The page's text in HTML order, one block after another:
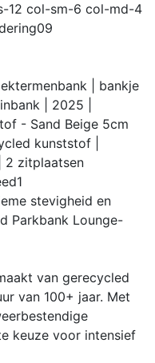
12 col-sm-6 col-md-4
09
bank | bankje
| 2025 |
- Sand Beige 5cm
kunststof |
2 zitplaatsen
1
stevigheid en
Parkbank Lounge-
van gerecycled
van 100+ jaar. Met
keuze voor intensief